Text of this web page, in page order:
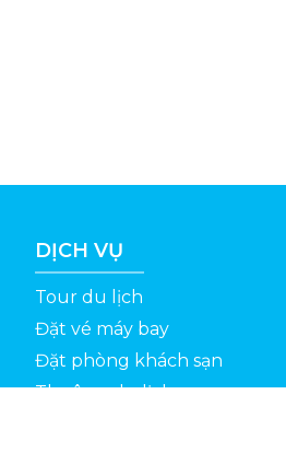
DỊCH VỤ
Tour du lịch
Đặt vé máy bay
Đặt phòng khách sạn
Thuê xe du lịch